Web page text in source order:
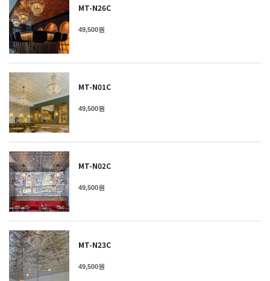
MT-N26C
49,500원
MT-N01C
49,500원
MT-N02C
49,500원
MT-N23C
49,500원